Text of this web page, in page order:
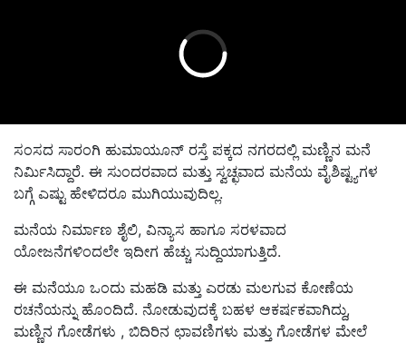
ಸಂಸದ ಸಾರಂಗಿ ಹುಮಾಯೂನ್ ರಸ್ತೆ ಪಕ್ಕದ ನಗರದಲ್ಲಿ ಮಣ್ಣಿನ ಮನೆ
ನಿರ್ಮಿಸಿದ್ದಾರೆ. ಈ ಸುಂದರವಾದ ಮತ್ತು ಸ್ವಚ್ಛವಾದ ಮನೆಯ ವೈಶಿಷ್ಟ್ಯಗಳ
ಬಗ್ಗೆ ಎಷ್ಟು ಹೇಳಿದರೂ ಮುಗಿಯುವುದಿಲ್ಲ.
ಮನೆಯ ನಿರ್ಮಾಣ ಶೈಲಿ, ವಿನ್ಯಾಸ ಹಾಗೂ ಸರಳವಾದ
ಯೋಜನೆಗಳಿಂದಲೇ ಇದೀಗ ಹೆಚ್ಚು ಸುದ್ದಿಯಾಗುತ್ತಿದೆ.
ಈ ಮನೆಯೂ ಒಂದು ಮಹಡಿ ಮತ್ತು ಎರಡು ಮಲಗುವ ಕೋಣೆಯ
ರಚನೆಯನ್ನು ಹೊಂದಿದೆ. ನೋಡುವುದಕ್ಕೆ ಬಹಳ ಆಕರ್ಷಕವಾಗಿದ್ದು,
ಮಣ್ಣಿನ ಗೋಡೆಗಳು , ಬಿದಿರಿನ ಛಾವಣಿಗಳು ಮತ್ತು ಗೋಡೆಗಳ ಮೇಲೆ